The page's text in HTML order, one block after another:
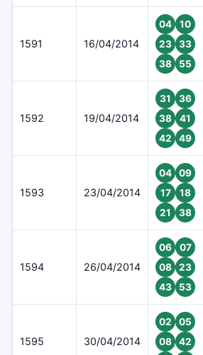
1591 16/04/2014
04
10
23
33
38
55
1592 19/04/2014
31
36
38
41
42
49
1593 23/04/2014
04
09
17
18
21
38
1594 26/04/2014
06
07
08
23
43
53
1595 30/04/2014
02
05
08
42